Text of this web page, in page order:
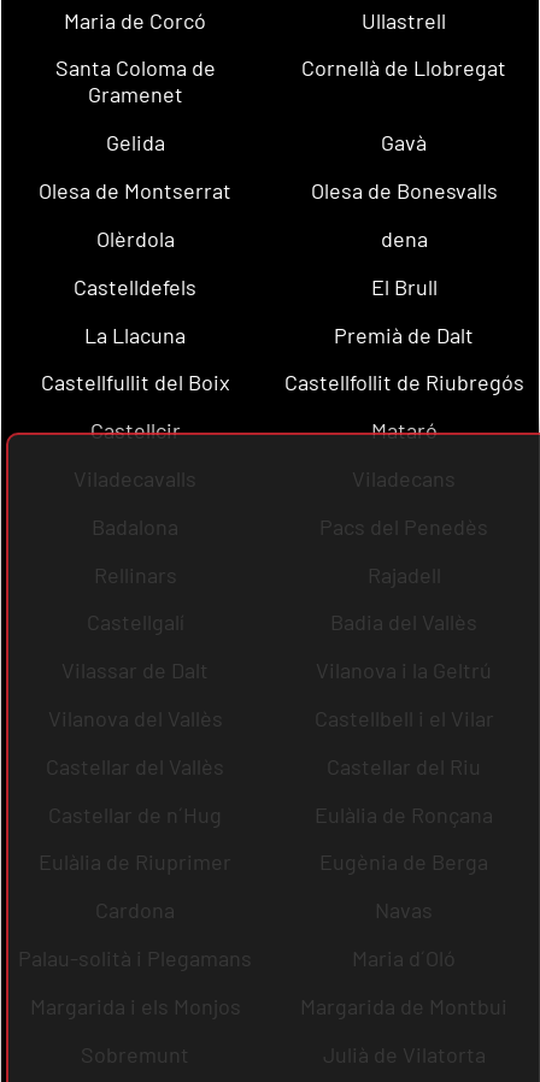
Maria de Corcó
Ullastrell
Santa Coloma de
Gramenet
Cornellà de Llobregat
Gelida
Gavà
Olesa de Montserrat
Olesa de Bonesvalls
Olèrdola
dena
Castelldefels
El Brull
La Llacuna
Premià de Dalt
Castellfullit del Boix
Castellfollit de Riubregós
Castellcir
Mataró
Viladecavalls
Viladecans
Badalona
Pacs del Penedès
Rellinars
Rajadell
Castellgalí
Badia del Vallès
Vilassar de Dalt
Vilanova i la Geltrú
Vilanova del Vallès
Castellbell i el Vilar
Castellar del Vallès
Castellar del Riu
Castellar de n´Hug
Eulàlia de Ronçana
Eulàlia de Riuprimer
Eugènia de Berga
Cardona
Navas
Palau-solità i Plegamans
Maria d´Oló
Margarida i els Monjos
Margarida de Montbui
Sobremunt
Julià de Vilatorta